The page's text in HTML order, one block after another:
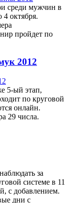
среди мужчин в
4 октября.
пройдет по
2012
5-ый этап,
по круговой
онлайн.
29 числа.
за
системе в 11
с добавлением.
дни с